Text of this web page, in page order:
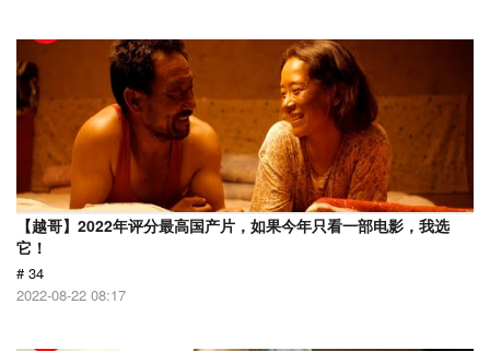
【越哥】2022年评分最高国产片，如果今年只看一部电影，我选
它！
# 34
2022-08-22 08:17